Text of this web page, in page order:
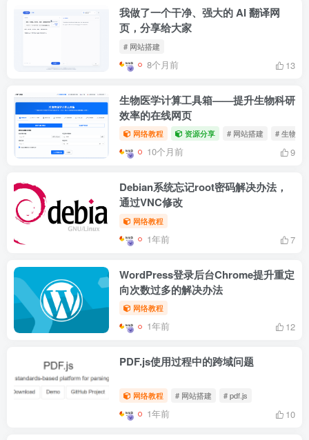
我做了一个干净、强大的 AI 翻译网
页，分享给大家
# 网站搭建
8个月前 13
生物医学计算工具箱——提升生物科研
效率的在线网页
网络教程 资源分享 # 网站搭建 # 生物
10个月前 9
Debian系统忘记root密码解决办法，
通过VNC修改
网络教程
1年前 7
WordPress登录后台Chrome提升重定
向次数过多的解决办法
网络教程
1年前 12
PDF.js使用过程中的跨域问题
网络教程 # 网站搭建 # pdf.js
1年前 10